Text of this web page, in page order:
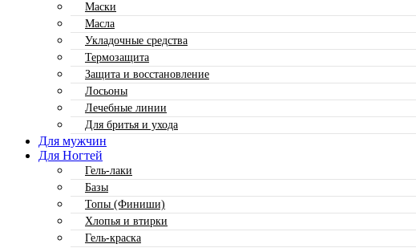
Маски
Масла
Укладочные средства
Термозащита
Защита и восстановление
Лосьоны
Лечебные линии
Для бритья и ухода
Для мужчин
Для Ногтей
Гель-лаки
Базы
Топы (Финиши)
Хлопья и втирки
Гель-краска